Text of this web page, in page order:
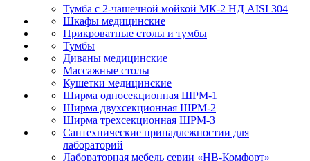
Тумба с 2-чашечной мойкой МК-2 НД AISI 304
Шкафы медицинские
Прикроватные столы и тумбы
Тумбы
Диваны медицинские
Массажные столы
Кушетки медицинские
Ширма односекционная ШРМ-1
Ширма двухсекционная ШРМ-2
Ширма трехсекционная ШРМ-3
Сантехнические принадлежностии для
лабораторий
Лабораторная мебель серии «НВ-Комфорт»